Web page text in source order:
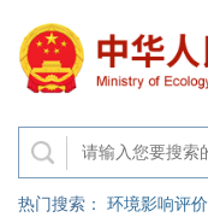
热门搜索： 环境影响评价